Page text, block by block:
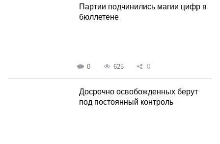
Партии подчинились магии цифр в
бюллетене
0 625 0
Досрочно освобожденных берут
под постоянный контроль